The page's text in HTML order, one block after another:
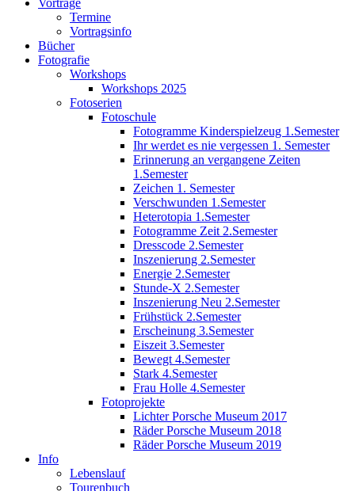
Vorträge
Termine
Vortragsinfo
Bücher
Fotografie
Workshops
Workshops 2025
Fotoserien
Fotoschule
Fotogramme Kinderspielzeug 1.Semester
Ihr werdet es nie vergessen 1. Semester
Erinnerung an vergangene Zeiten
1.Semester
Zeichen 1. Semester
Verschwunden 1.Semester
Heterotopia 1.Semester
Fotogramme Zeit 2.Semester
Dresscode 2.Semester
Inszenierung 2.Semester
Energie 2.Semester
Stunde-X 2.Semester
Inszenierung Neu 2.Semester
Frühstück 2.Semester
Erscheinung 3.Semester
Eiszeit 3.Semester
Bewegt 4.Semester
Stark 4.Semester
Frau Holle 4.Semester
Fotoprojekte
Lichter Porsche Museum 2017
Räder Porsche Museum 2018
Räder Porsche Museum 2019
Info
Lebenslauf
Tourenbuch